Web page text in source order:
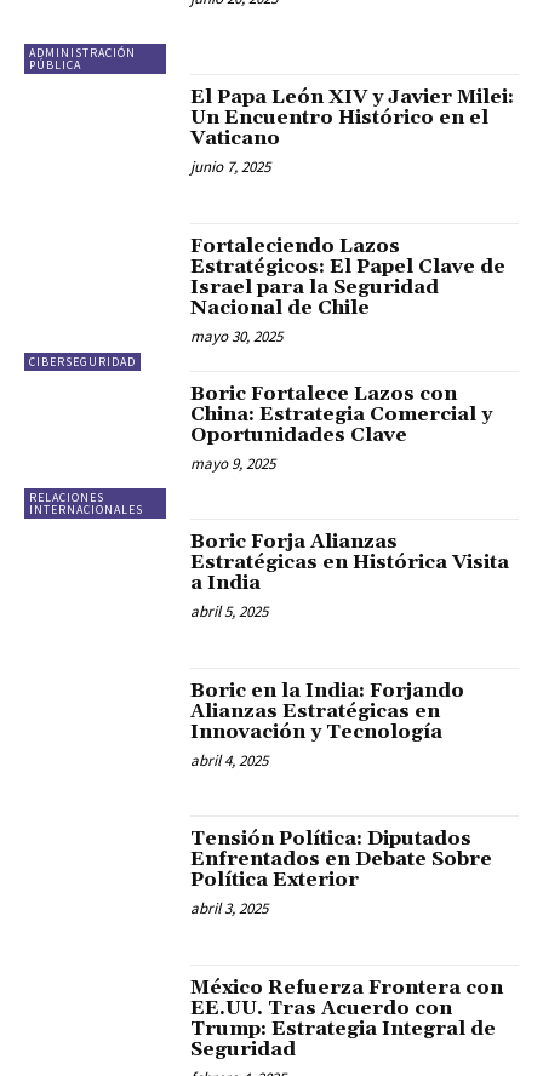
ADMINISTRACIÓN
PÚBLICA
El Papa León XIV y Javier Milei:
Un Encuentro Histórico en el
Vaticano
junio 7, 2025
CIBERSEGURIDAD
Fortaleciendo Lazos
Estratégicos: El Papel Clave de
Israel para la Seguridad
Nacional de Chile
mayo 30, 2025
RELACIONES
INTERNACIONALES
Boric Fortalece Lazos con
China: Estrategia Comercial y
Oportunidades Clave
mayo 9, 2025
Boric Forja Alianzas
Estratégicas en Histórica Visita
a India
abril 5, 2025
Boric en la India: Forjando
Alianzas Estratégicas en
Innovación y Tecnología
abril 4, 2025
Tensión Política: Diputados
Enfrentados en Debate Sobre
Política Exterior
abril 3, 2025
México Refuerza Frontera con
EE.UU. Tras Acuerdo con
Trump: Estrategia Integral de
Seguridad